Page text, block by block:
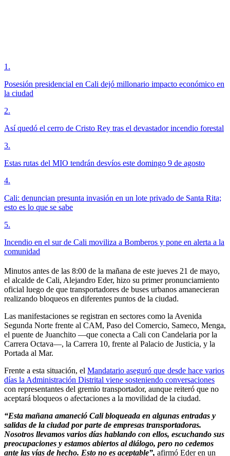
1 .
Posesión presidencial en Cali dejó millonario impacto económico en
la ciudad
2.
Así quedó el cerro de Cristo Rey tras el devastador incendio forestal
3.
Estas rutas del MIO tendrán desvíos este domingo 9 de agosto
4.
Cali: denuncian presunta invasión en un lote privado de Santa Rita;
esto es lo que se sabe
5.
Incendio en el sur de Cali moviliza a Bomberos y pone en alerta a la
comunidad
Minutos antes de las 8:00 de la mañana de este jueves 21 de mayo,
el alcalde de Cali, Alejandro Eder, hizo su primer pronunciamiento
oficial luego de que transportadores de buses urbanos amanecieran
realizando bloqueos en diferentes puntos de la ciudad.
Las manifestaciones se registran en sectores como la Avenida
Segunda Norte frente al CAM, Paso del Comercio, Sameco, Menga,
el puente de Juanchito —que conecta a Cali con Candelaria por la
Carrera Octava—, la Carrera 10, frente al Palacio de Justicia, y la
Portada al Mar.
Frente a esta situación, el Mandatario aseguró que desde hace varios
días la Administración Distrital viene sosteniendo conversaciones
con representantes del gremio transportador, aunque reiteró que no
aceptará bloqueos o afectaciones a la movilidad de la ciudad.
“Esta mañana amaneció Cali bloqueada en algunas entradas y
salidas de la ciudad por parte de empresas transportadoras.
Nosotros llevamos varios días hablando con ellos, escuchando sus
preocupaciones y estamos abiertos al diálogo, pero no cedemos
ante las vías de hecho. Esto no es aceptable”, afirmó Eder en un